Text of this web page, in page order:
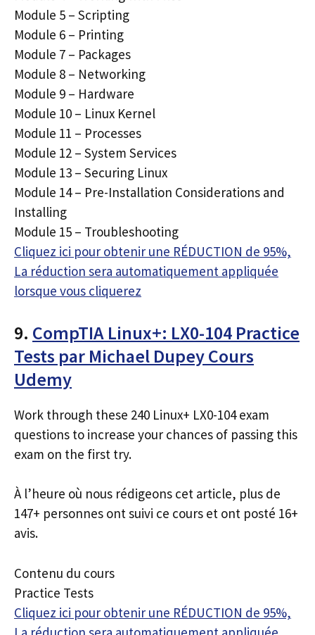
Module 5 – Scripting
Module 6 – Printing
Module 7 – Packages
Module 8 – Networking
Module 9 – Hardware
Module 10 – Linux Kernel
Module 11 – Processes
Module 12 – System Services
Module 13 – Securing Linux
Module 14 – Pre-Installation Considerations and
Installing
Module 15 – Troubleshooting
Cliquez ici pour obtenir une RÉDUCTION de 95%,
La réduction sera automatiquement appliquée
lorsque vous cliquerez
9. CompTIA Linux+: LX0-104 Practice
Tests par Michael Dupey Cours
Udemy
Work through these 240 Linux+ LX0-104 exam
questions to increase your chances of passing this
exam on the first try.
À l’heure où nous rédigeons cet article, plus de
147+ personnes ont suivi ce cours et ont posté 16+
avis.
Contenu du cours
Practice Tests
Cliquez ici pour obtenir une RÉDUCTION de 95%,